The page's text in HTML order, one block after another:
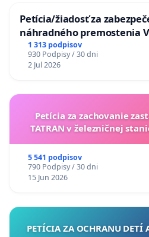
Petícia/žiadosť za
náhradného premostenia
uzávery Vážskeho mosta v
1 313 podpisov
930 Podpisy / 30 dni
2 Jul 2026
Petícia za zachovanie
TATRAN v železničnej
5 541 podpisov
790 Podpisy / 30 dni
15 Jun 2026
PETÍCIA ZA OCHRANU DETÍ